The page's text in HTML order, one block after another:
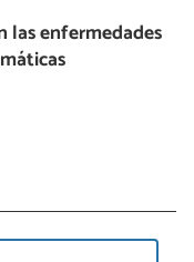
las enfermedades